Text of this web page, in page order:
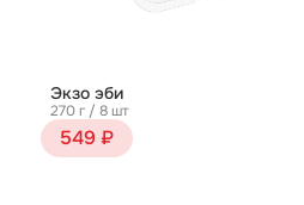
Экзо эби
270 г / 8 шт
549 ₽